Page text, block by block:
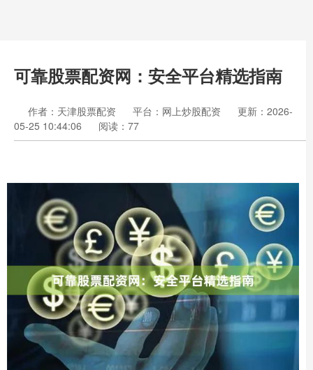
可靠股票配资网：安全平台精选指南
作者：天津股票配资 平台：网上炒股配资
更新：2026-
05-25 10:44:06
阅读：77